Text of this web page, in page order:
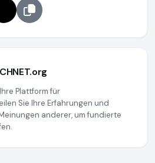
Ihre Plattform für
Sie Ihre Erfahrungen und
anderer, um fundierte